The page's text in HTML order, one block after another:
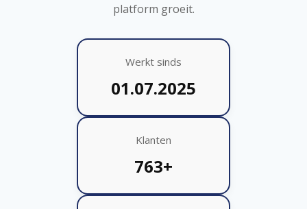
platform groeit.
Werkt sinds
01.07.2025
Klanten
763+